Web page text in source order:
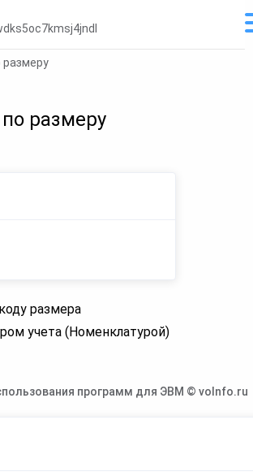
размеру
размеру
размера
учета (Номенклатурой)
программ для ЭВМ © voInfo.ru